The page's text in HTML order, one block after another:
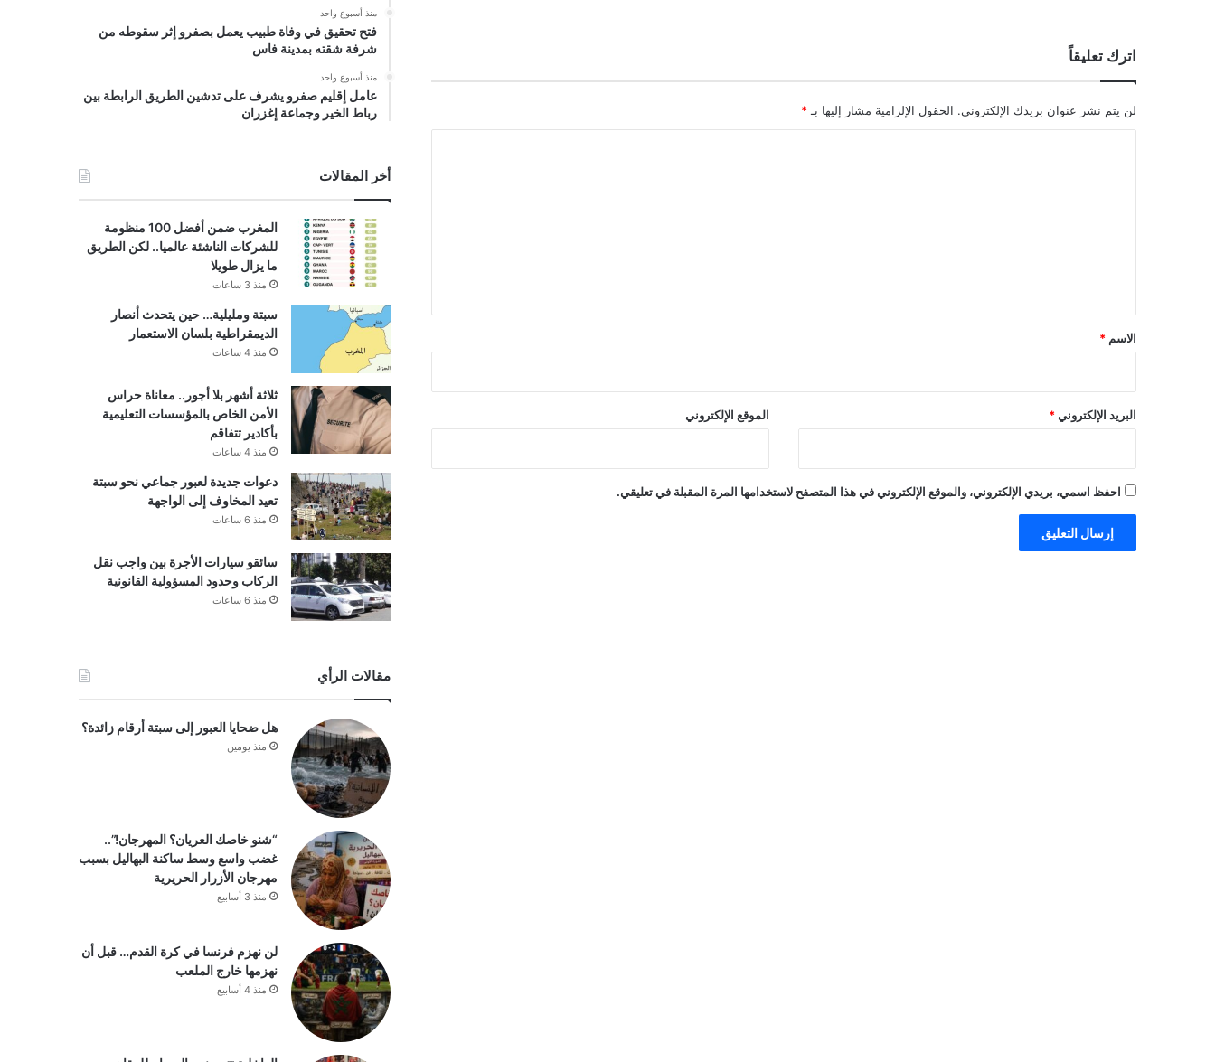
اترك تعليقاً
لن يتم نشر عنوان بريدك الإلكتروني. الحقول الإلزامية مشار إليها بـ *
*
الاسم *
البريد الإلكتروني * الموقع الإلكتروني
احفظ اسمي، بريدي الإلكتروني، والموقع الإلكتروني في هذا المتصفح لاستخدامها المرة المقبلة في تعليقي.
منذ أسبوع واحد
فتح تحقيق في وفاة طبيب يعمل بصفرو إثر سقوطه من
شرفة شقته بمدينة فاس
منذ أسبوع واحد
عامل إقليم صفرو يشرف على تدشين الطريق الرابطة بين
رباط الخير وجماعة إغزران
أخر المقالات
المغرب ضمن أفضل 100 منظومة
للشركات الناشئة عالميا.. لكن الطريق
ما يزال طويلا
منذ 3 ساعات
سبتة ومليلية… حين يتحدث أنصار
الديمقراطية بلسان الاستعمار
منذ 4 ساعات
ثلاثة أشهر بلا أجور.. معاناة حراس
الأمن الخاص بالمؤسسات التعليمية
بأكادير تتفاقم
منذ 4 ساعات
دعوات جديدة لعبور جماعي نحو سبتة
تعيد المخاوف إلى الواجهة
منذ 6 ساعات
سائقو سيارات الأجرة بين واجب نقل
الركاب وحدود المسؤولية القانونية
منذ 6 ساعات
مقالات الرأي
هل ضحايا العبور إلى سبتة أرقام زائدة؟
منذ يومين
“شنو خاصك العريان؟ المهرجان!”..
غضب واسع وسط ساكنة البهاليل بسبب
مهرجان الأزرار الحريرية
منذ 3 أسابيع
لن نهزم فرنسا في كرة القدم… قبل أن
نهزمها خارج الملعب
منذ 4 أسابيع